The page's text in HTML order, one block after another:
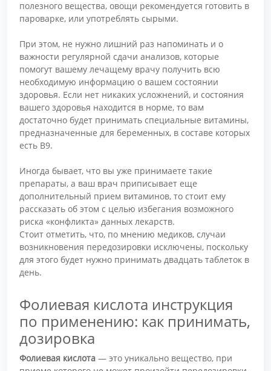
полезного вещества, овощи рекомендуется готовить в
пароварке, или употреблять сырыми.
При этом, не нужно лишний раз напоминать и о
важности регулярной сдачи анализов, которые
помогут вашему лечащему врачу получить всю
необходимую информацию о вашем состоянии
здоровья. Если нет никаких усложнений, и состояния
вашего здоровья находится в норме, то вам
достаточно будет принимать специальные витамины,
предназначенные для беременных, в составе которых
есть В9.
Иногда бывает, что вы уже принимаете такие
препараты, а ваш врач приписывает еще
дополнительный прием витаминов, то стоит ему
рассказать об этом с целью избегания возможного
риска «конфликта» данных лекарств.
Стоит отметить, что, по мнению медиков, случаи
возникновения передозировки исключены, поскольку
для этого будет нужно принимать двадцать таблеток в
день.
Фолиевая кислота инструкция
по применению: как принимать,
дозировка
Фолиевая кислота — это уникально вещество, при